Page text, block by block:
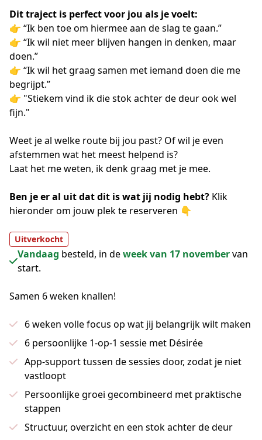
Dit traject is perfect voor jou als je voelt:
👉 “Ik ben toe om hiermee aan de slag te gaan.”
👉 “Ik wil niet meer blijven hangen in denken, maar
doen.”
👉 “Ik wil het graag samen met iemand doen die me
begrijpt.”
👉 "Stiekem vind ik die stok achter de deur ook wel
fijn."
Weet je al welke route bij jou past? Of wil je even
afstemmen wat het meest helpend is?
Laat het me weten, ik denk graag met je mee.
Ben je er al uit dat dit is wat jij nodig hebt? Klik
hieronder om jouw plek te reserveren 👇
Uitverkocht
Vandaag besteld, in deweek van 17 novembervan
start.
Samen 6 weken knallen!
6 weken volle focus op wat jij belangrijk wilt maken
6 persoonlijke 1-op-1 sessie met Désirée
App-support tussen de sessies door, zodat je niet
vastloopt
Persoonlijke groei gecombineerd met praktische
stappen
Structuur, overzicht en een stok achter de deur